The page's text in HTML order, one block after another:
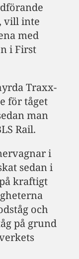
vill inte
med
i First
Traxx-
för tåget
man
Rail.
i
sedan i
kraftigt
och
på grund